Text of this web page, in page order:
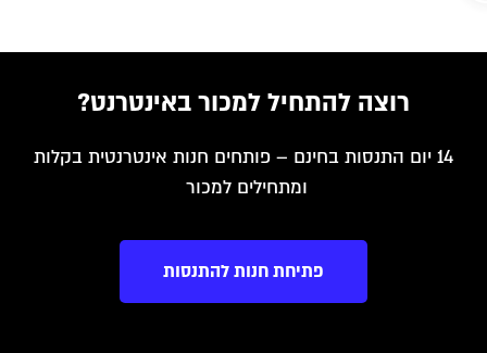
רוצה להתחיל למכור באינטרנט?
14 יום התנסות בחינם – פותחים חנות אינטרנטית בקלות
ומתחילים למכור
פתיחת חנות להתנסות